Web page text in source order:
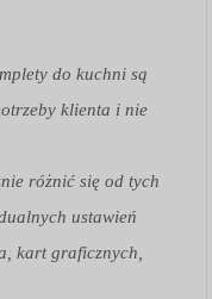
do kuchni są
klienta i nie
różnić się od tych
ustawień
kart graficznych,